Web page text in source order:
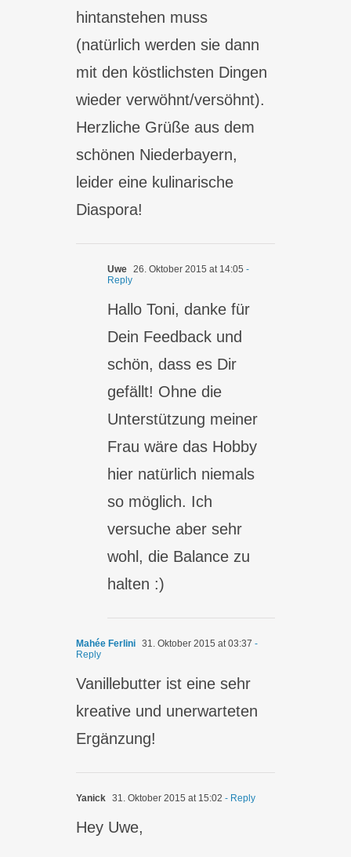
hintanstehen muss
(natürlich werden sie dann
mit den köstlichsten Dingen
wieder verwöhnt/versöhnt).
Herzliche Grüße aus dem
schönen Niederbayern,
leider eine kulinarische
Diaspora!
Uwe 26. Oktober 2015 at 14:05 -
Reply
Hallo Toni, danke für
Dein Feedback und
schön, dass es Dir
gefällt! Ohne die
Unterstützung meiner
Frau wäre das Hobby
hier natürlich niemals
so möglich. Ich
versuche aber sehr
wohl, die Balance zu
halten :)
Mahée Ferlini 31. Oktober 2015 at 03:37 -
Reply
Vanillebutter ist eine sehr
kreative und unerwarteten
Ergänzung!
Yanick 31. Oktober 2015 at 15:02 - Reply
Hey Uwe,